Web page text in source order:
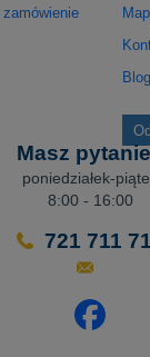
Blog
Masz
poniedziałek-
8:00 - 16:00
721 711